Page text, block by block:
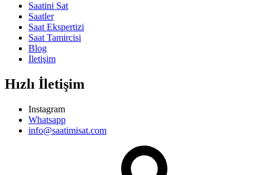
Saatini Sat
Saatler
Saat Ekspertizi
Saat Tamircisi
Blog
İletişim
Hızlı İletişim
Instagram
Whatsapp
info@saatimisat.com